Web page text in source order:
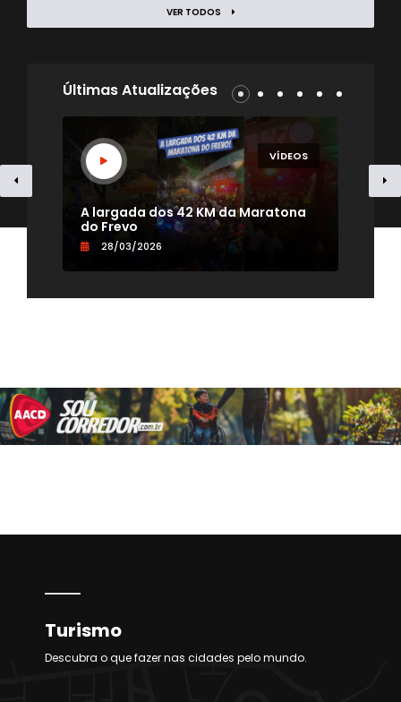
VER TODOS
Últimas Atualizações
A largada dos 42 KM da Maratona
do Frevo
28/03/2026
VÍDEOS
Turismo
Descubra o que fazer nas cidades pelo mundo.